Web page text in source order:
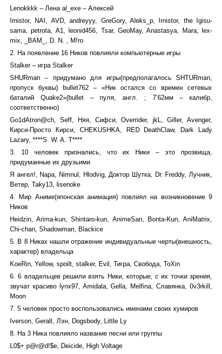
Lenokkkk – Лена al_exe – Алексей
Irnistor, NAI, AVD, andreyyy, GreGory, Aleks_p, Irnistor, the Igisu-
sama, petrota, A1, leonid456, Tsar, GeoMay, Anastasya, Mara, lex-
mix, _BAM_, D. N. , M!ro
2. На появление 16 Ников повлияли компьютерные игры
Stalker – игра Stalker
SHURman – придумано для игры(предполагалось SHTURman,
пропуск буквы) bullet762 – «Ник остался со времен сетевых
баталий Quake2»(bullet – пуля, англ. ; 7’62мм – калибр,
соответственно)
Go1dAtron@ch, Seff, Hяя, Сифси, Overrider, jkL, Giller, Avenger,
Кирси-Просто Кирси, CHEKUSHKA, RED DeathClaw, Dark Lady
Lazary, ****S. W. A. T****
3. 10 человек признались, что их Ники – это прозвища,
придуманные их друзьими
Я ангел!, Napa, Nimnul, Hlodvig, Доктор Шутка, Dr. Freddy, Лучник,
Ветер, Taky13, lisenoke
4. Мир Аниме(японская анимация) повлиял на возникновение 9
Ников
Heidzin, Arima-kun, Shintaro-kun, AnimeSan, Bonta-Kun, AniMatrix,
Chi-chan, Shadowman, Blackice
5. В 8 Никах нашли отражение индивидуальные черты(внешность,
характер) владельца
KoeRin, Yellow, spoilt, stalker, Evil, Тигра, Свобода, ToXin
6. 6 владельцев решили взять Ники, которые, с их точки зрения,
звучат красиво lynx97, Amidala, Gella, Melfina, Славянка, 0v3rkill,
Moon
7. 5 человек просто воспользовались именами своих кумиров
Iverson, Geralt, Лэн, Dogsbody, Little Ly
8. На 3 Ника повлияло название песни или группы
L0$+ p@r@d!$e, Deicide, High Voltage